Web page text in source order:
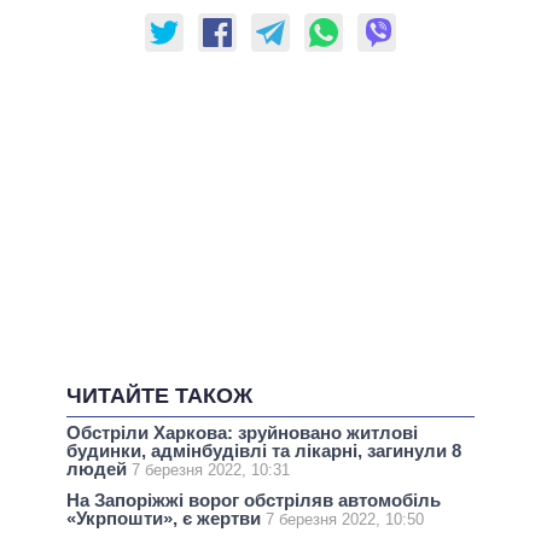
ЧИТАЙТЕ ТАКОЖ
Обстріли Харкова: зруйновано житлові
будинки, адмінбудівлі та лікарні, загинули 8
людей 7 березня 2022, 10:31
На Запоріжжі ворог обстріляв автомобіль
«Укрпошти», є жертви 7 березня 2022, 10:50